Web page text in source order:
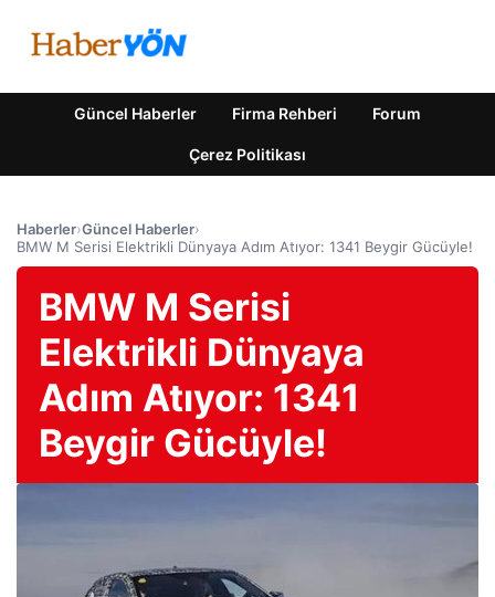
Güncel Haberler Firma Rehberi Forum
Çerez Politikası
Haberler›Güncel Haberler›
BMW M Serisi Elektrikli Dünyaya Adım Atıyor: 1341 Beygir Gücüyle!
BMW M Serisi
Elektrikli Dünyaya
Adım Atıyor: 1341
Beygir Gücüyle!